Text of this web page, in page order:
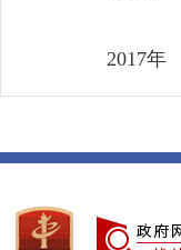
2017年